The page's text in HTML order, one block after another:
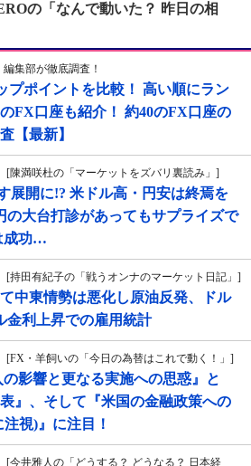
の「なんで動いた？ 昨日の相
集部が徹底調査！
プポイントを比較！ 高い順にラン
FX口座も紹介！ 約40のFX口座の
【最新】
[陳満咲杜の「マーケットをズバリ裏読み」]
展開に!? 米ドル高・円安は終焉を
の大台打診があってもサプライズで
成功…
[持田有紀子の「戦うオンナのマーケット日記」]
中東情勢は悪化し原油反発、ドル
金利上昇での雇用統計
[FX・羊飼いの「今日の為替はこれで動く！」]
影響と更なる実施への思惑』と
』、そして『米国の金融政策への
視)』に注目！
[今井雅人の「どうする？ どうなる？ 日本経